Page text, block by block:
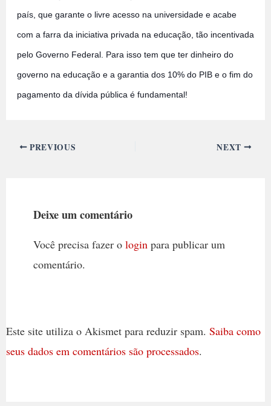
país, que garante o livre acesso na universidade e acabe
com a farra da iniciativa privada na educação, tão incentivada
pelo Governo Federal. Para isso tem que ter dinheiro do
governo na educação e a garantia dos 10% do PIB e o fim do
pagamento da dívida pública é fundamental!
PREVIOUS NEXT
Deixe um comentário
Você precisa fazer o loginpara publicar um
comentário.
Este site utiliza o Akismet para reduzir spam. Saiba como
seus dados em comentários são processados.